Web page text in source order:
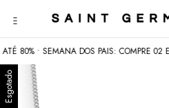
• SEMANA DOS PAIS: COMPRE 02 E
Esgotado